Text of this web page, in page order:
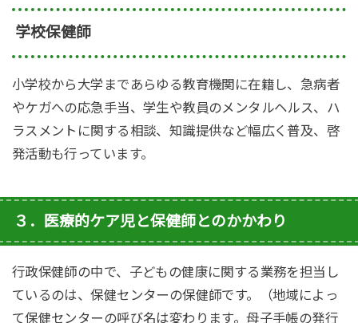
学校保健師
小学校から大学まであらゆる教育機関に在籍し、急病者
やケガへの応急手当、学生や教員のメンタルヘルス、ハ
ラスメントに関する相談、知識提供など幅広く普及、啓
発活動も行っています。
３．医療的ケア児と保健師とのかかわり
行政保健師の中で、子どもの健康に関する業務を担当し
ているのは、保健センターの保健師です。（地域によっ
て保健センターの呼び名は変わります。母子手帳の発行